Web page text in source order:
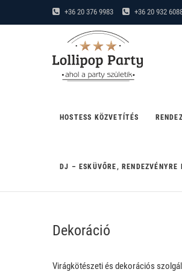
to
+36 20 376 9983 +36 20 932
HOSTESS KÖZVETÍTÉS
DJ – ESKÜVŐRE, RENDEZVÉNYRE
Dekoráció
Virágkötészeti és dekorációs